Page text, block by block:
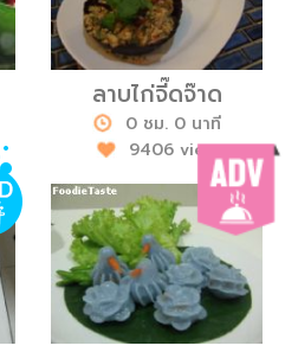
ลาบไก่จี๊ดจ๊าด
0 ชม. 0 นาที
9406 view